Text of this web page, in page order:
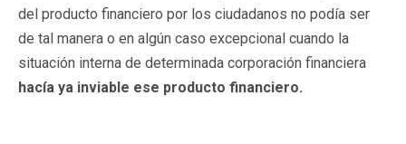
del producto financiero por los ciudadanos no podía ser
de tal manera o en algún caso excepcional cuando la
situación interna de determinada corporación financiera
hacía ya inviable ese producto financiero.